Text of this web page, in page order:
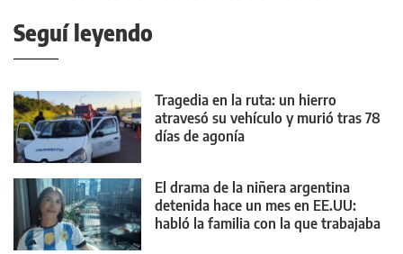
Seguí leyendo
Tragedia en la ruta: un hierro
atravesó su vehículo y murió tras 78
días de agonía
El drama de la niñera argentina
detenida hace un mes en EE.UU:
habló la familia con la que trabajaba